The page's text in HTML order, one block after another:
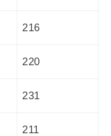
216
220
231
211